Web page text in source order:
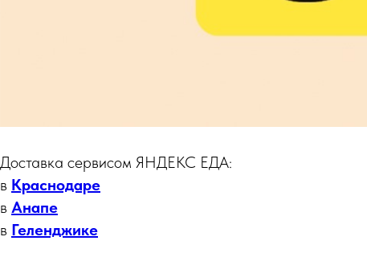
Доставка сервисом ЯНДЕКС ЕДА:
в Краснодаре
в Анапе
в Геленджике